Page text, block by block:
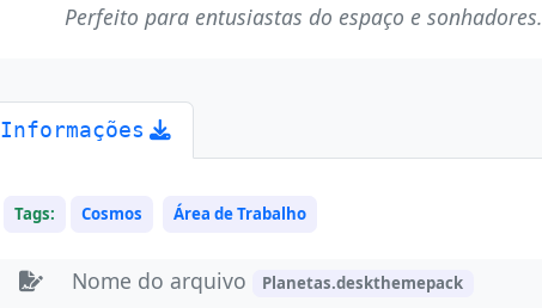
Perfeito para entusiastas do espaço e sonhadores.
Informações
Tags: Cosmos Área de Trabalho
Nome do arquivo Planetas.deskthemepack